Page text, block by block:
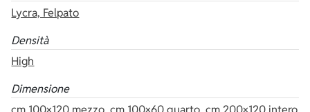
Lycra, Felpato
Densità
High
Dimensione